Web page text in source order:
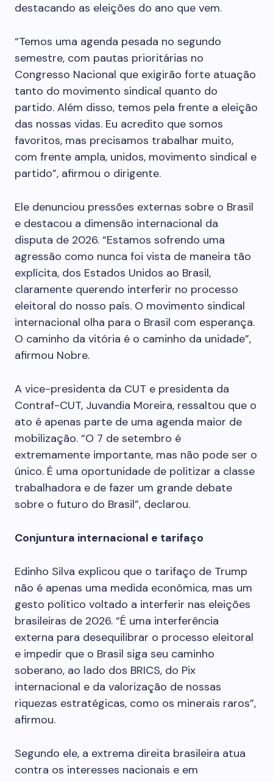
destacando as eleições do ano que vem.
“Temos uma agenda pesada no segundo
semestre, com pautas prioritárias no
Congresso Nacional que exigirão forte atuação
tanto do movimento sindical quanto do
partido. Além disso, temos pela frente a eleição
das nossas vidas. Eu acredito que somos
favoritos, mas precisamos trabalhar muito,
com frente ampla, unidos, movimento sindical e
partido”, afirmou o dirigente.
Ele denunciou pressões externas sobre o Brasil
e destacou a dimensão internacional da
disputa de 2026. “Estamos sofrendo uma
agressão como nunca foi vista de maneira tão
explícita, dos Estados Unidos ao Brasil,
claramente querendo interferir no processo
eleitoral do nosso país. O movimento sindical
internacional olha para o Brasil com esperança.
O caminho da vitória é o caminho da unidade”,
afirmou Nobre.
A vice-presidenta da CUT e presidenta da
Contraf-CUT, Juvandia Moreira, ressaltou que o
ato é apenas parte de uma agenda maior de
mobilização. “O 7 de setembro é
extremamente importante, mas não pode ser o
único. É uma oportunidade de politizar a classe
trabalhadora e de fazer um grande debate
sobre o futuro do Brasil”, declarou.
Conjuntura internacional e tarifaço
Edinho Silva explicou que o tarifaço de Trump
não é apenas uma medida econômica, mas um
gesto político voltado a interferir nas eleições
brasileiras de 2026. “É uma interferência
externa para desequilibrar o processo eleitoral
e impedir que o Brasil siga seu caminho
soberano, ao lado dos BRICS, do Pix
internacional e da valorização de nossas
riquezas estratégicas, como os minerais raros”,
afirmou.
Segundo ele, a extrema direita brasileira atua
contra os interesses nacionais e em